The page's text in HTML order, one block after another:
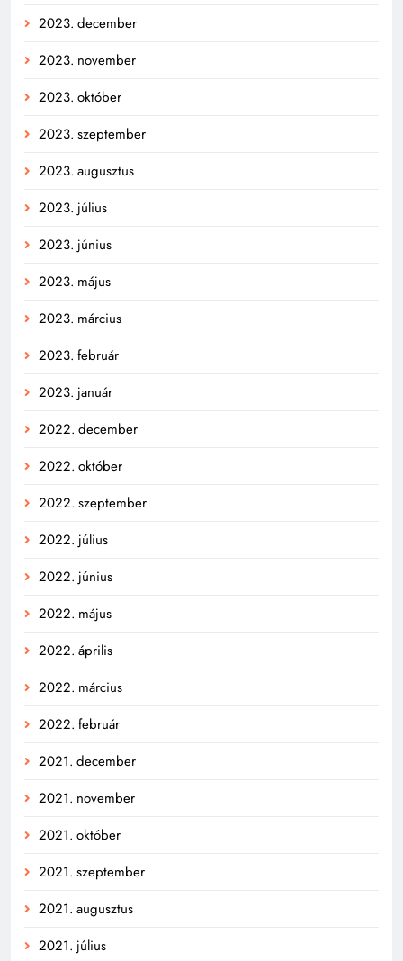
2023. december
2023. november
2023. október
2023. szeptember
2023. augusztus
2023. július
2023. június
2023. május
2023. március
2023. február
2023. január
2022. december
2022. október
2022. szeptember
2022. július
2022. június
2022. május
2022. április
2022. március
2022. február
2021. december
2021. november
2021. október
2021. szeptember
2021. augusztus
2021. július